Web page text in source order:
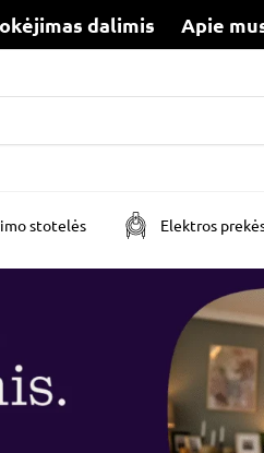
dalimis Apie
stotelės Elektros